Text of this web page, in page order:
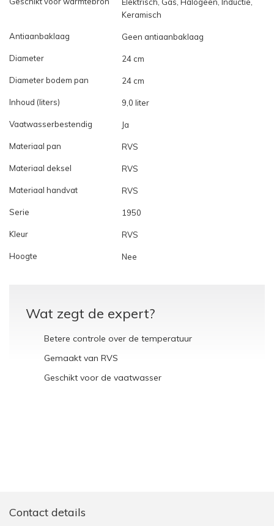
Keramisch
Antiaanbaklaag Geen antiaanbaklaag
Diameter 24 cm
Diameter bodem pan 24 cm
Inhoud (liters) 9,0 liter
Vaatwasserbestendig Ja
Materiaal pan RVS
Materiaal deksel RVS
Materiaal handvat RVS
Serie 1950
Kleur RVS
Hoogte Nee
Wat zegt de expert?
Betere controle over de temperatuur
Gemaakt van RVS
Geschikt voor de vaatwasser
Contact details